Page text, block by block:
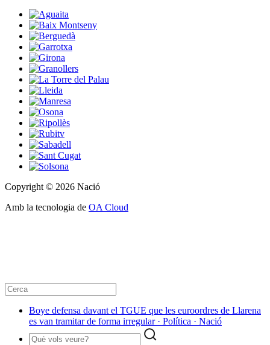
Copyright © 2026 Nació
Amb la tecnologia de OA Cloud
Boye defensa davant el TGUE que les euroordres de Llarena
es van tramitar de forma irregular · Política · Nació